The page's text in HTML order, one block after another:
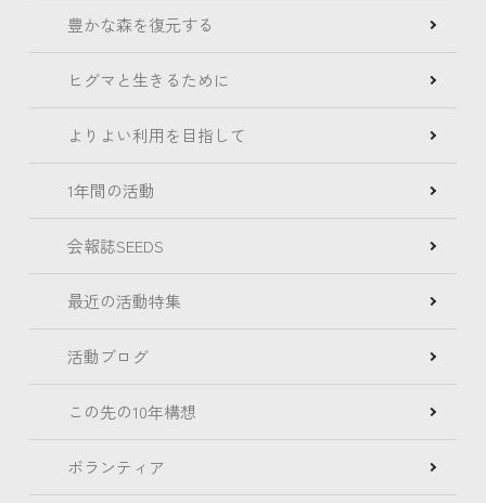
豊かな森を復元する
ヒグマと生きるために
よりよい利用を目指して
1年間の活動
会報誌SEEDS
最近の活動特集
活動ブログ
この先の10年構想
ボランティア